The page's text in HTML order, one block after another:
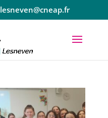
lesneven@cneap.fr